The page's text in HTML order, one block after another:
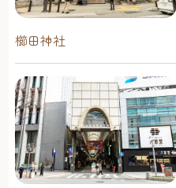
櫛田神社